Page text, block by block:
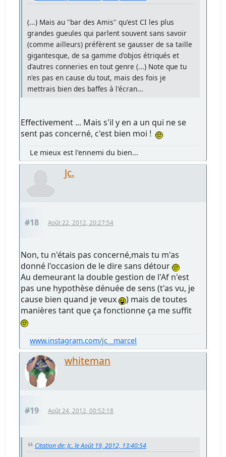
(...) Mais au "bar des Amis" qu'est CI les plus
grandes gueules qui parlent souvent sans savoir
(comme ailleurs) préfèrent se gausser de sa taille
gigantesque, de sa gamme d'objos étriqués et
d'autres conneries en tout genre (...) Note que tu
n'es pas en cause du tout, mais des fois je
mettrais bien des baffes à l'écran...
Effectivement ... Mais s'il y en a un qui ne se
sent pas concerné, c'est bien moi !
Le mieux est l'ennemi du bien...
Jc.
#18 Août 22, 2012, 20:27:54
Non, tu n'étais pas concerné,mais tu m'as
donné l'occasion de le dire sans détour
Au demeurant la double gestion de l'Af n'est
pas une hypothèse dénuée de sens (t'as vu, je
cause bien quand je veux
) mais de toutes
manières tant que ça fonctionne ça me suffit
www.instagram.com/jc__marcel
whiteman
#19 Août 24, 2012, 00:52:18
Citation de: Jc. le Août 19, 2012, 13:40:54